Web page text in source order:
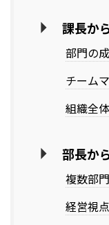
課長か
部門の
チーム
組織全
部長か
複数部
経営視